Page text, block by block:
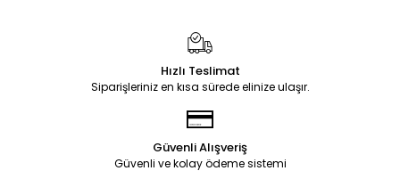
Hızlı Teslimat
Siparişleriniz en kısa sürede elinize ulaşır.
Güvenli Alışveriş
Güvenli ve kolay ödeme sistemi